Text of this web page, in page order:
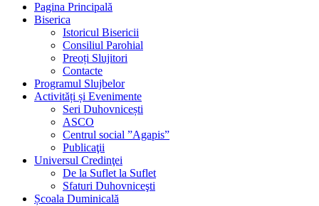
Pagina Principală
Biserica
Istoricul Bisericii
Consiliul Parohial
Preoți Slujitori
Contacte
Programul Slujbelor
Activități și Evenimente
Seri Duhovnicești
ASCO
Centrul social ”Agapis”
Publicaţii
Universul Credinţei
De la Suflet la Suflet
Sfaturi Duhovniceşti
Școala Duminicală